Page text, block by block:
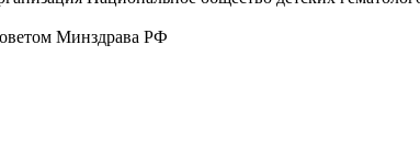
Минздрава РФ